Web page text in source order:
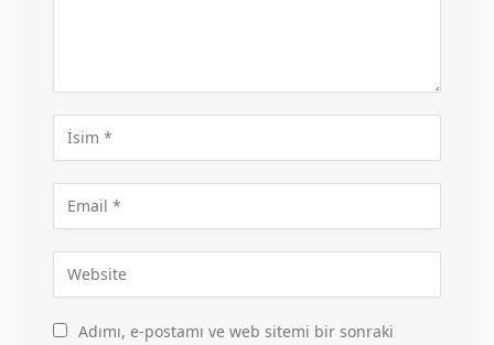
Adımı, e-postamı ve web sitemi bir sonraki